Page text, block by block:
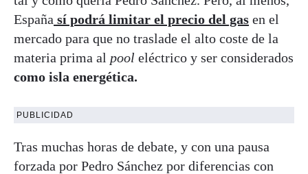
España sí podrá limitar el precio del gas en el
mercado para que no traslade el alto coste de la
materia prima al pool eléctrico y ser considerados
como isla energética.
PUBLICIDAD
Tras muchas horas de debate, y con una pausa
forzada por Pedro Sánchez por diferencias con